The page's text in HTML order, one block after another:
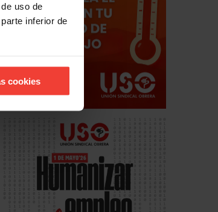
uso de
inferior de
cookies